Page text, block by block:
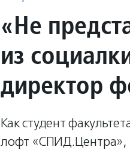
«Не
из
директор
Как студент
лофт «СПИД.Центра»,